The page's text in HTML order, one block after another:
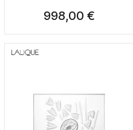
998,00 €